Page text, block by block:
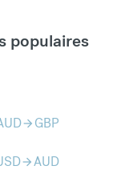
populaires
arrow_forward GBP
arrow_forwardAUD